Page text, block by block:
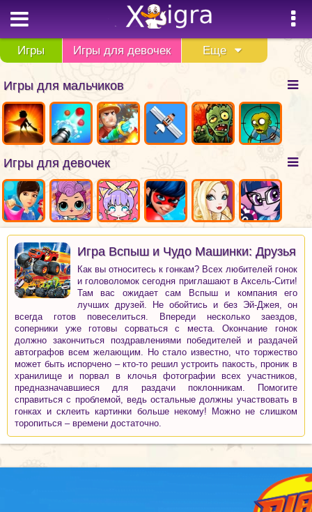
Игры Игры для девочек Еще
Игры для мальчиков
Игры для девочек
Игра Вспыш и Чудо Машинки: Друзья
Как вы относитесь к гонкам? Всех любителей гонок
и головоломок сегодня приглашают в Аксель-Сити!
Там вас ожидает сам Вспыш и компания его
лучших друзей. Не обойтись и без Эй-Джея, он
всегда готов повеселиться. Впереди несколько заездов,
соперники уже готовы сорваться с места. Окончание гонок
должно закончиться поздравлениями победителей и раздачей
автографов всем желающим. Но стало известно, что торжество
может быть испорчено – кто-то решил устроить пакость, проник в
хранилище и порвал в клочья фотографии всех участников,
предназначавшиеся для раздачи поклонникам. Помогите
справиться с проблемой, ведь остальные должны участвовать в
гонках и склеить картинки больше некому! Можно не слишком
торопиться – времени достаточно.